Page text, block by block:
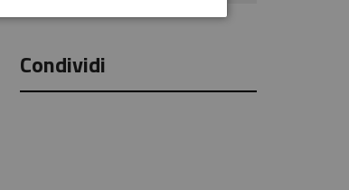
Condividi